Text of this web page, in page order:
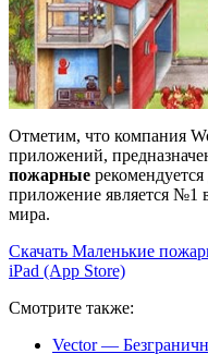
Отметим, что компания
приложений,
пожарные
приложение является №1
мира.
Скачать Маленькие
iPad (App Store)
Смотрите также:
Vector —